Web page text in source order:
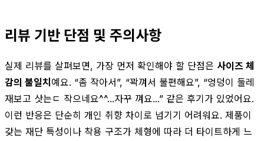
리뷰 기반 단점 및 주의사항
실제 리뷰를 살펴보면, 가장 먼저 확인해야 할 단점은 사이즈 체
감의 불일치예요. “좀 작아서”, “꽉껴서 불편해요”, “엉덩이 둘레
재보고 삿는ㄷ 작으네요^^...자꾸 껴요...” 같은 후기가 있었어요.
이런 반응은 단순히 개인 취향 차이로 넘기기 어려워요. 제품이
갖는 재단 특성이나 착용 구조가 체형에 따라 더 타이트하게 느